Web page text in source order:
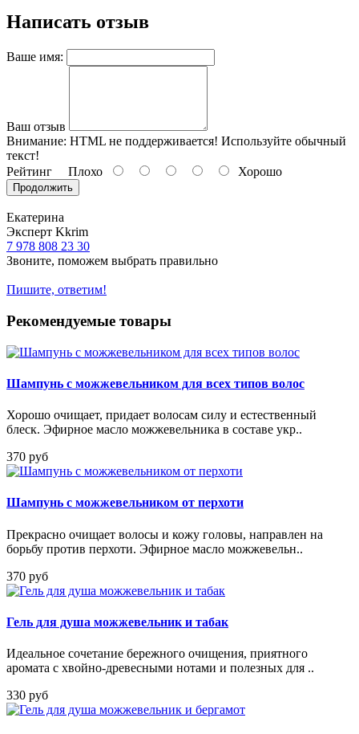
Написать отзыв
Ваше имя:
Ваш отзыв
Внимание: HTML не поддерживается! Используйте обычный
текст!
Рейтинг Плохо Хорошо
Продолжить
Екатерина
Эксперт Kkrim
7 978 808 23 30
Звоните, поможем выбрать правильно
Пишите, ответим!
Рекомендуемые товары
Шампунь с можжевельником для всех типов волос
Хорошо очищает, придает волосам силу и естественный
блеск. Эфирное масло можжевельника в составе укр..
370 руб
Шампунь с можжевельником от перхоти
Прекрасно очищает волосы и кожу головы, направлен на
борьбу против перхоти. Эфирное масло можжевельн..
370 руб
Гель для душа можжевельник и табак
Идеальное сочетание бережного очищения, приятного
аромата с хвойно-древесными нотами и полезных для ..
330 руб